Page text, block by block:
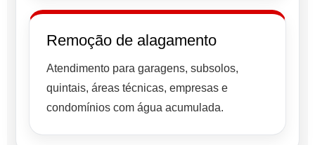
Remoção de alagamento
Atendimento para garagens, subsolos,
quintais, áreas técnicas, empresas e
condomínios com água acumulada.